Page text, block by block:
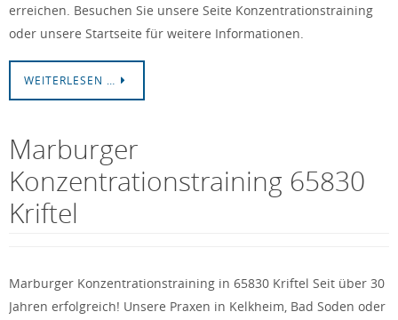
erreichen. Besuchen Sie unsere Seite Konzentrationstraining
oder unsere Startseite für weitere Informationen.
WEITERLESEN …
Marburger
Konzentrationstraining 65830
Kriftel
Marburger Konzentrationstraining in 65830 Kriftel Seit über 30
Jahren erfolgreich! Unsere Praxen in Kelkheim, Bad Soden oder